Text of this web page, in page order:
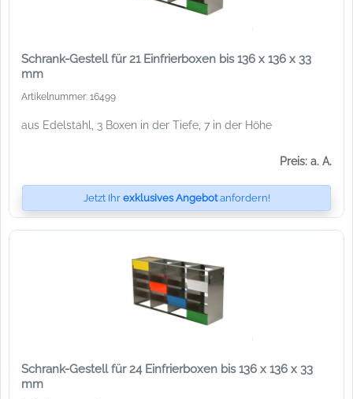
Schrank-Gestell für 21 Einfrierboxen bis 136 x 136 x 33
mm
Artikelnummer: 16499
aus Edelstahl, 3 Boxen in der Tiefe, 7 in der Höhe
Preis: a. A.
Jetzt Ihr exklusives Angebotanfordern!
Schrank-Gestell für 24 Einfrierboxen bis 136 x 136 x 33
mm